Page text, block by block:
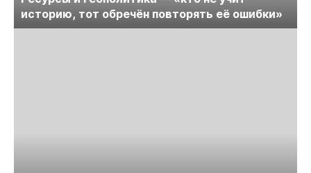
историю, тот обречён повторять её ошибки»